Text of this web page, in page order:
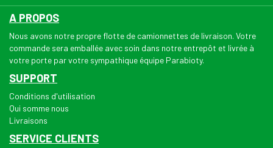
A PROPOS
Nous avons notre propre flotte de camionnettes de livraison. Votre
commande sera emballée avec soin dans notre entrepôt et livrée à
votre porte par votre sympathique équipe Parabioty.
SUPPORT
Conditions d'utilisation
Qui somme nous
Livraisons
SERVICE CLIENTS